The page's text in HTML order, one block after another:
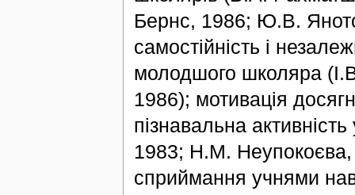
Бернс, 1986; Ю.В.
самостійність і
молодшого школяра
1986); мотивація
пізнавальна
1983; Н.М.
сприймання учнями